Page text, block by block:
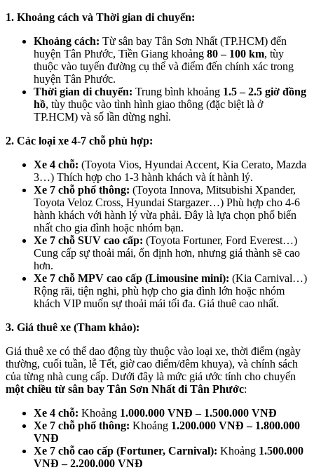
1. Khoảng cách và Thời gian di chuyển:
Khoảng cách: Từ sân bay Tân Sơn Nhất (TP.HCM) đến
huyện Tân Phước, Tiền Giang khoảng 80 – 100 km, tùy
thuộc vào tuyến đường cụ thể và điểm đến chính xác trong
huyện Tân Phước.
Thời gian di chuyển: Trung bình khoảng 1.5 – 2.5 giờ đồng
hồ, tùy thuộc vào tình hình giao thông (đặc biệt là ở
TP.HCM) và số lần dừng nghỉ.
2. Các loại xe 4-7 chỗ phù hợp:
Xe 4 chỗ: (Toyota Vios, Hyundai Accent, Kia Cerato, Mazda
3…) Thích hợp cho 1-3 hành khách và ít hành lý.
Xe 7 chỗ phổ thông: (Toyota Innova, Mitsubishi Xpander,
Toyota Veloz Cross, Hyundai Stargazer…) Phù hợp cho 4-6
hành khách với hành lý vừa phải. Đây là lựa chọn phổ biến
nhất cho gia đình hoặc nhóm bạn.
Xe 7 chỗ SUV cao cấp: (Toyota Fortuner, Ford Everest…)
Cung cấp sự thoải mái, ổn định hơn, nhưng giá thành sẽ cao
hơn.
Xe 7 chỗ MPV cao cấp (Limousine mini): (Kia Carnival…)
Rộng rãi, tiện nghi, phù hợp cho gia đình lớn hoặc nhóm
khách VIP muốn sự thoải mái tối đa. Giá thuê cao nhất.
3. Giá thuê xe (Tham khảo):
Giá thuê xe có thể dao động tùy thuộc vào loại xe, thời điểm (ngày
thường, cuối tuần, lễ Tết, giờ cao điểm/đêm khuya), và chính sách
của từng nhà cung cấp. Dưới đây là mức giá ước tính cho chuyến
một chiều từ sân bay Tân Sơn Nhất đi Tân Phước:
Xe 4 chỗ: Khoảng 1.000.000 VNĐ – 1.500.000 VNĐ
Xe 7 chỗ phổ thông: Khoảng 1.200.000 VNĐ – 1.800.000
VNĐ
Xe 7 chỗ cao cấp (Fortuner, Carnival): Khoảng 1.500.000
VNĐ – 2.200.000 VNĐ